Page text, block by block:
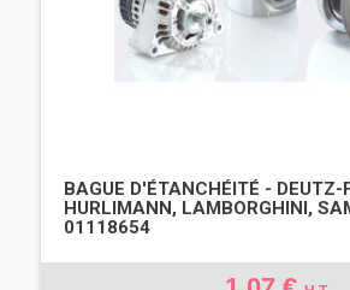
BAGUE D'ÉTANCHÉITÉ - DEUTZ-
HURLIMANN, LAMBORGHINI,
01118654